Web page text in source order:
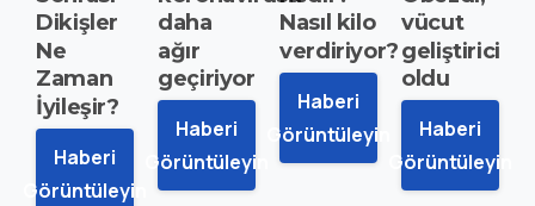
Dikişler
Ne
Zaman
İyileşir?
Haberi
Görüntüleyin
daha
ağır
geçiriyor
Haberi
Görüntüleyin
Nasıl kilo
verdiriyor?
Haberi
Görüntüleyin
vücut
geliştirici
oldu
Haberi
Görüntüleyin